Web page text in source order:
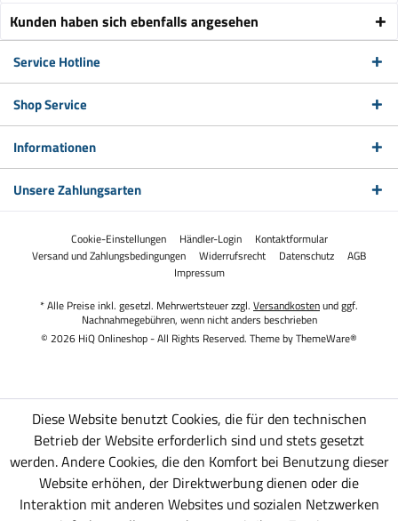
Kunden haben sich ebenfalls angesehen
Service Hotline
Shop Service
Informationen
Unsere Zahlungsarten
Cookie-Einstellungen Händler-Login
Kontaktformular
Versand und Zahlungsbedingungen
Widerrufsrecht Datenschutz
AGB
Impressum
* Alle Preise inkl. gesetzl. Mehrwertsteuer zzgl. Versandkostenund ggf.
Nachnahmegebühren, wenn nicht anders beschrieben
© 2026 HiQ Onlineshop - All Rights Reserved. Theme byThemeWare®
Diese Website benutzt Cookies, die für den technischen
Betrieb der Website erforderlich sind und stets gesetzt
werden. Andere Cookies, die den Komfort bei Benutzung dieser
Website erhöhen, der Direktwerbung dienen oder die
Interaktion mit anderen Websites und sozialen Netzwerken